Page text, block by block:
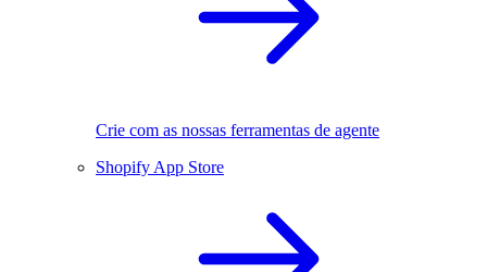
Crie com as nossas ferramentas de agente
Shopify App Store